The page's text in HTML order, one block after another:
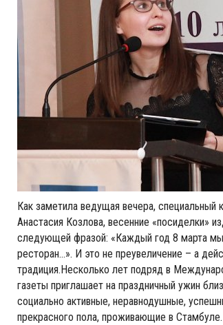
Как заметила ведущая вечера, специальный
Анастасия Козлова, весенние «посиделки»
следующей фразой: «Каждый год 8 марта
ресторан…». И это не преувеличение – а
традиция.Несколько лет подряд в
газеты приглашает на праздничный ужин
социально активные, неравнодушные,
прекрасного пола, проживающие в